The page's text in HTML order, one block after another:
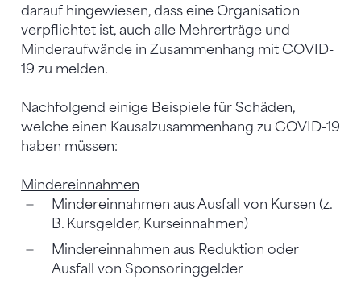
darauf hingewiesen, dass eine Organisation
verpflichtet ist, auch alle Mehrerträge und
Minderaufwände in Zusammenhang mit COVID-
19 zu melden.
Nachfolgend einige Beispiele für Schäden,
welche einen Kausalzusammenhang zu COVID-19
haben müssen:
Mindereinnahmen
Mindereinnahmen aus Ausfall von Kursen (z.
B. Kursgelder, Kurseinnahmen)
Mindereinnahmen aus Reduktion oder
Ausfall von Sponsoringgelder